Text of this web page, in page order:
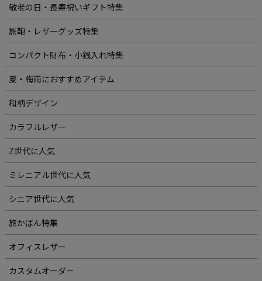
敬老の日・長寿祝いギフト特集
旅鞄・レザーグッズ特集
コンパクト財布・小銭入れ特集
夏・梅雨におすすめアイテム
和柄デザイン
カラフルレザー
Z世代に人気
ミレニアル世代に人気
シニア世代に人気
旅かばん特集
オフィスレザー
カスタムオーダー